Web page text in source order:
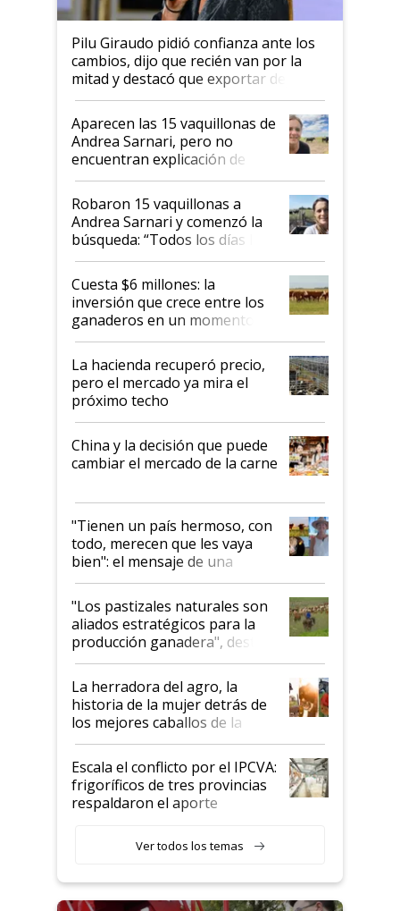
Pilu Giraudo pidió confianza ante los
cambios, dijo que recién van por la
mitad y destacó que exportar dejó de
ser "para unos pocos": "Tenemos un
mandato muy claro del gobierno
nacional"
Aparecen las 15 vaquillonas de
Andrea Sarnari, pero no
encuentran explicación de
cómo llegaron allí
Robaron 15 vaquillonas a
Andrea Sarnari y comenzó la
búsqueda: “Todos los días le
toca a algún productor”
Cuesta $6 millones: la
inversión que crece entre los
ganaderos en un momento
histórico para la actividad
La hacienda recuperó precio,
pero el mercado ya mira el
próximo techo
China y la decisión que puede
cambiar el mercado de la carne
"Tienen un país hermoso, con
todo, merecen que les vaya
bien": el mensaje de una
ganadera uruguaya sobre las
oportunidades que se abren
para el agro en Argentina, con
foco en la carne
"Los pastizales naturales son
aliados estratégicos para la
producción ganadera", destaca
la iniciativa que ya reúne a 46
establecimientos en Argentina
La herradora del agro, la
historia de la mujer detrás de
los mejores caballos de la
Argentina y los mitos que
todavía hacen sufrir a estos
animales: "Mientras me
descalificaban, yo seguí
haciendo currículum"
Escala el conflicto por el IPCVA:
frigoríficos de tres provincias
respaldaron el aporte
Ver todos los temas